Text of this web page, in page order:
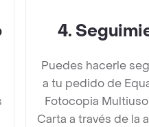
4.
Puedes hacerle
a tu pedido de
Fotocopia
Carta a través de la